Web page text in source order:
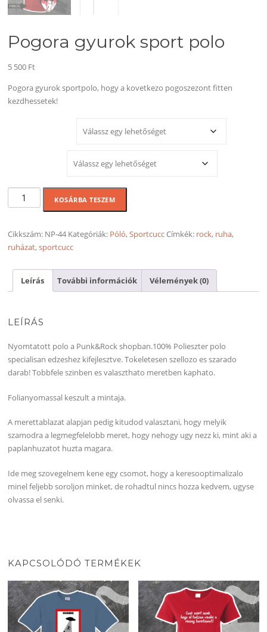
Pogora gyurok sport polo
5 500 Ft
Pogora gyurok sportpolo, hogy a kovetkezo pogoszezont fitten
kezdhessetek!
Pogora
gyurok
polo
mennyiség
KOSÁRBA TESZEM
Cikkszám: NP-44 Kategóriák: Póló,SportcuccCímkék: rock, ruha,
ruházat,sportcucc
Leírás További információk Vélemények (0)
LEÍRÁS
Nyomtatott polo a Punk&Rock shopban.100% Polieszter polo
specialisan edzeshez kifejlesztve. Tokeletesen szellozo es szarado
darab! Tobbfele szinben es valaszthato meretben kaphato.
Folianyomassal keszult a mintaja.
A merettablazat alapjan pedig kitudod valasztani, hogy melyik
szamodra a legmegfelelobb meret, hogy nehogy ugy nezz ki, mint aki a
paplanhuzatot huzta magara.
Ide meg szovegelnem kene egy csomot, hogy a keresooptimalizalo
minel feljebb soroljon minket, de rohadtul nincs hozza kedvem, ugyse
olvassa el senki.
KAPCSOLÓDÓ TERMÉKEK